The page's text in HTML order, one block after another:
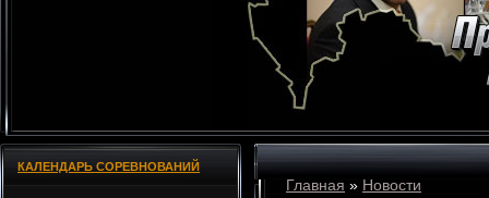
КАЛЕНДАРЬ СОРЕВНОВАНИЙ
Главная » Новости